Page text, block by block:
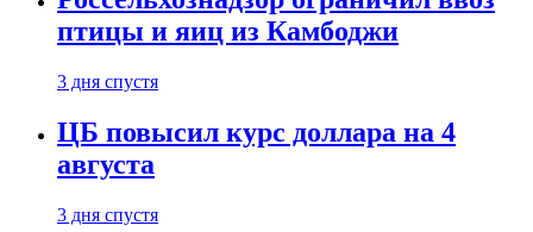
птицы и яиц из Камбоджи
3 дня спустя
ЦБ повысил курс доллара на 4
августа
3 дня спустя